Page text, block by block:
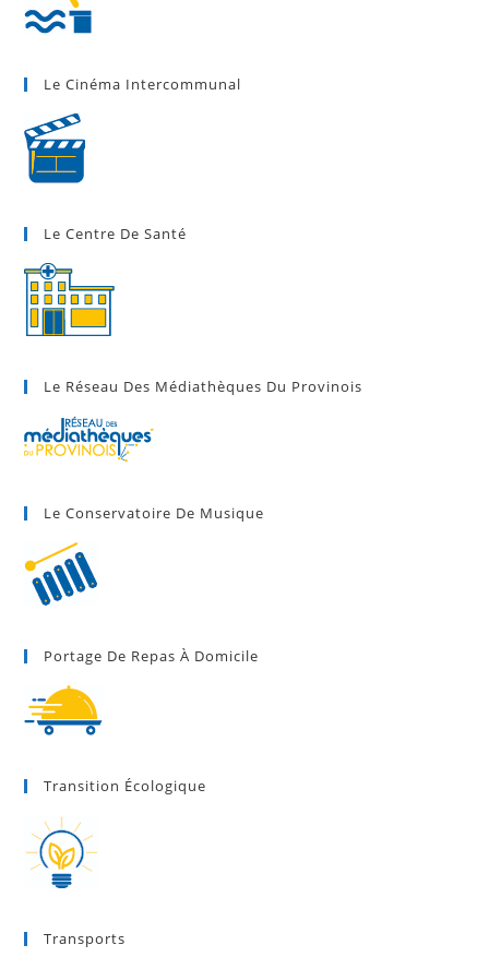
Le Cinéma Intercommunal
Le Centre De Santé
Le Réseau Des Médiathèques Du Provinois
Le Conservatoire De Musique
Portage De Repas À Domicile
Transition Écologique
Transports